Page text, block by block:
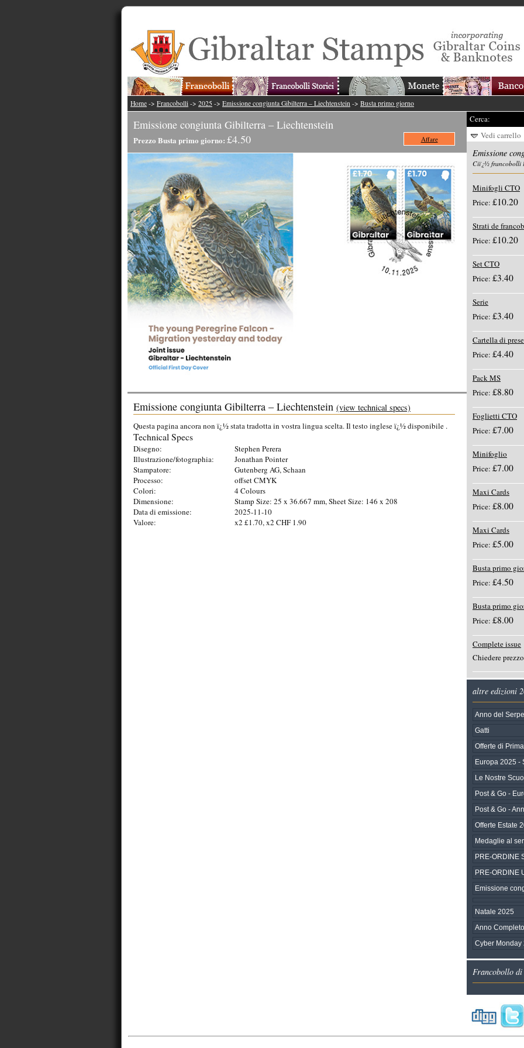
Home -> Francobolli -> 2025 -> Emissione congiunta Gibilterra – Liechtenstein -> Busta primo giorno
Emissione congiunta Gibilterra – Liechtenstein
Prezzo Busta primo giorno: £4.50 Affare
Emissione congiunta Gibilterra – Liechtenstein (view technical specs)
Questa pagina ancora non ï¿½ stata tradotta in vostra lingua scelta. Il testo inglese ï¿½ disponibile .
Technical Specs
Disegno:
Stephen Perera
Illustrazione/fotographia:
Jonathan Pointer
Stampatore:
Gutenberg AG, Schaan
Processo:
offset CMYK
Colori:
4 Colours
Dimensione:
Stamp Size: 25 x 36.667 mm, Sheet Size: 146 x 208
Data di emissione:
2025-11-10
Valore:
x2 £1.70, x2 CHF 1.90
Cerca:
Vedi carrello
Emissione
Ciï¿½ francobolli
Minifogli CTO
Price: £10.20
Strati de
Price: £10.20
Set CTO
Price: £3.40
Serie
Price: £3.40
Cartella di
Price: £4.40
Pack MS
Price: £8.80
Foglietti CTO
Price: £7.00
Minifoglio
Price: £7.00
Maxi Cards
Price: £8.00
Maxi Cards
Price: £5.00
Busta primo
Price: £4.50
Busta primo
Price: £8.00
Complete issue
Chiedere prezzo
altre edizioni
Anno del
Gatti
Offerte di
Europa 2025 -
Le Nostre
Post & Go -
Post & Go -
Offerte Estate
Medaglie al
PRE-ORDINE
PRE-ORDINE
Emissione
Natale 2025
Anno
Cyber Monday
Francobollo